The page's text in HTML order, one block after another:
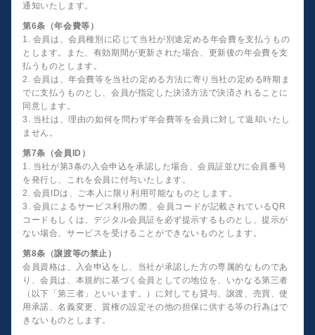
通知いたします。
第6条（年会費等）
1. 会員は、会員種別に応じて当社が別途定める年会費を支払うもの
とします。また、有効期間が更新された場合、更新後の年会費を支
払うものとします。
2. 会員は、年会費等を当社の定める方法に寄り当社の定める時期ま
でに支払うものとし、会員が指定した決済方法で決済されることに
同意します。
3. 当社は、理由の如何を問わず年会費等を会員に対して返却いたし
ません。
第7条（会員ID）
1. 当社が第3条の入会申込を承認した場合、会員証並びに会員番号
を発行し、これを会員に付与いたします。
2. 会員IDは、ご本人に限り利用可能なものとします。
3. 会員によるサービス利用の際、会員コードが記載されているQR
コードもしくは、デジタル会員証を必ず提示するものとし、提示が
ない場合、サービスを受けることができないものとします。
第8条（譲渡等の禁止）
会員資格は、入会申込をし、当社が承認した方の専属的なものであ
り、会員は、本規約に基づく会員としての地位を、いかなる第三者
（以下「第三者」といいます。）に対しても貸与、譲渡、売買、使
用承諾、名義変更、質権の設定その他の担保に供する等の行為はで
きないものとします。